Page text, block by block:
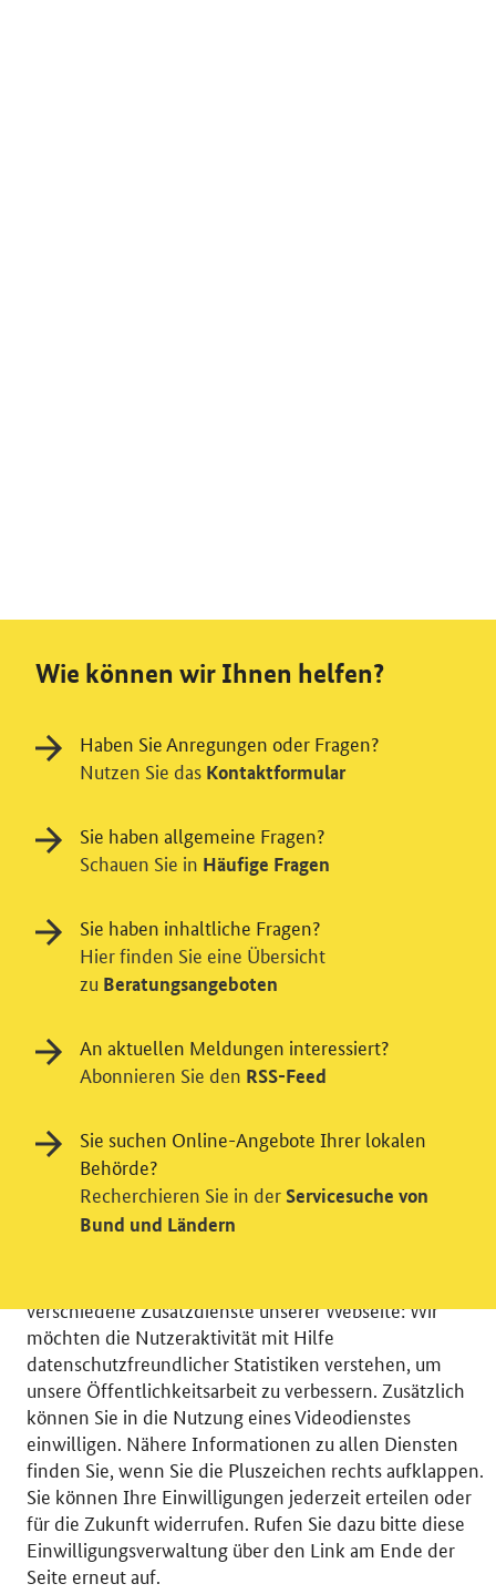
© 2026 Bundesministerium für Wirtschaft und Energie
RSS
Benutzerhinweise
Inhaltsverzeichnis
Impressum
Barrierefreiheit
Datenschutz
Einwilligungsverwaltung
Einwilligung in Tracking und / oder
verschiedene Zusatzdienste unserer Webseite: Wir
möchten die Nutzeraktivität mit Hilfe
datenschutzfreundlicher Statistiken verstehen, um
unsere Öffentlichkeitsarbeit zu verbessern. Zusätzlich
können Sie in die Nutzung eines Videodienstes
einwilligen. Nähere Informationen zu allen Diensten
finden Sie, wenn Sie die Pluszeichen rechts aufklappen.
Sie können Ihre Einwilligungen jederzeit erteilen oder
für die Zukunft widerrufen. Rufen Sie dazu bitte diese
Einwilligungsverwaltung über den Link am Ende der
Seite erneut auf.
Wie können wir Ihnen helfen?
Haben Sie Anregungen oder Fragen?
Nutzen Sie das Kontaktformular
Sie haben allgemeine Fragen?
Schauen Sie in Häufige Fragen
Sie haben inhaltliche Fragen?
Hier finden Sie eine Übersicht
zu Beratungsangeboten
An aktuellen Meldungen interessiert?
Abonnieren Sie den RSS-Feed
Sie suchen Online-Angebote Ihrer lokalen
Behörde?
Recherchieren Sie in der Servicesuche von
Bund und Ländern